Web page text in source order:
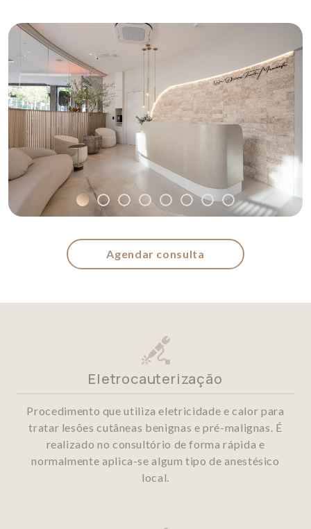
Agendar consulta
Eletrocauterização
Procedimento que utiliza eletricidade e calor para
tratar lesões cutâneas benignas e pré-malignas. É
realizado no consultório de forma rápida e
normalmente aplica-se algum tipo de anestésico
local.